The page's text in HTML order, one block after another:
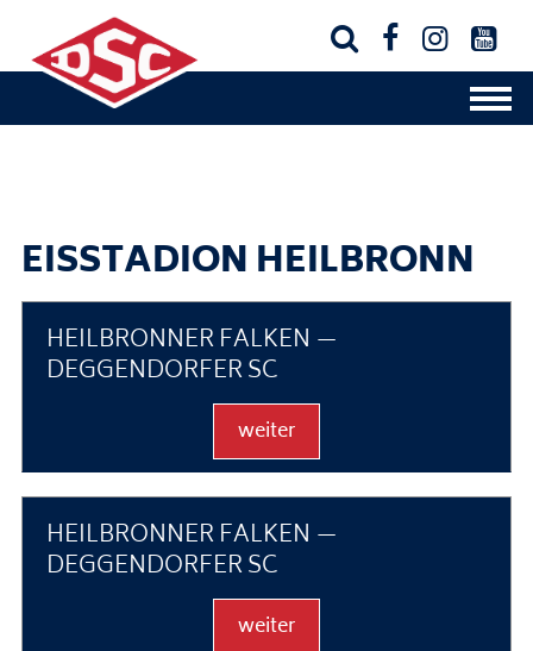
   
EISSTADION HEILBRONN
HEILBRONNER FALKEN —
DEGGENDORFER SC
weiter
HEILBRONNER FALKEN —
DEGGENDORFER SC
weiter